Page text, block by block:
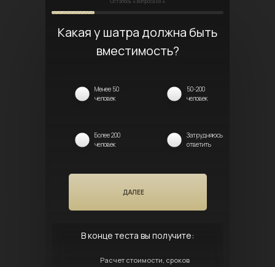
Какая у шатра должна быть
вместимость?
Менее 50
человек
50-200
человек
Более 200
человек
Затрудняюсь
ответить
ДАЛЕЕ
В конце теста вы получите:
Расчет стоимости, сроков